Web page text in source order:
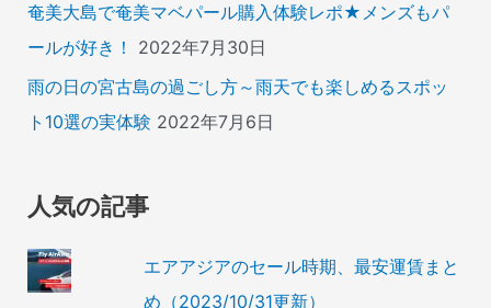
奄美大島で奄美マベパール購入体験レポ★メンズもパ
ールが好き！
2022年7月30日
雨の日の宮古島の過ごし方～雨天でも楽しめるスポッ
ト10選の実体験 2022年7月6日
人気の記事
エアアジアのセール時期、最安運賃まと
め（2023/10/31更新）